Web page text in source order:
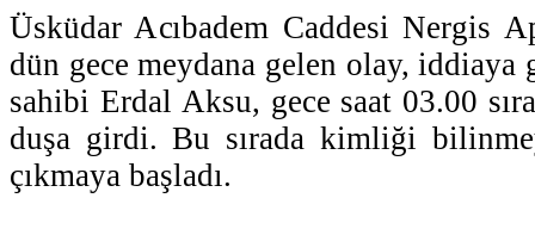
Üsküdar Acıbadem Caddesi Nergis
dün gece meydana gelen olay,
sahibi Erdal Aksu, gece saat 03.00
duşa girdi. Bu sırada kimliği
çıkmaya başladı.